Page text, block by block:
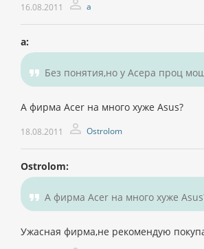
16.08.2011 а
а:
Без понятия,но у Асера проц
А фирма Аcer на много хуже Asus?
18.08.2011 Ostrolom
Ostrolom:
А фирма Аcer на много хуже
Ужасная фирма,не рекомендую